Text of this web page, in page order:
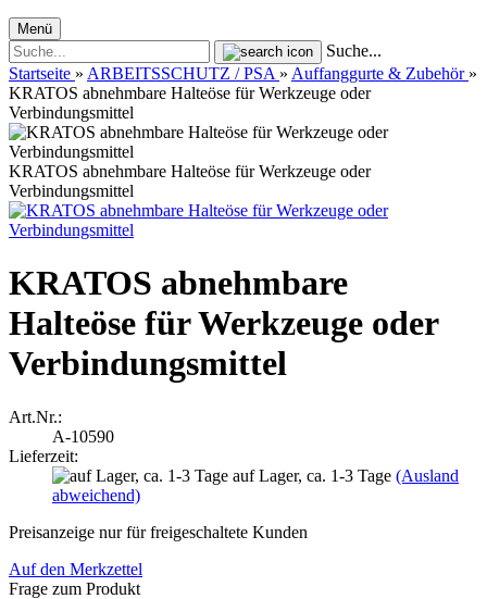
Menü
Suche...
Startseite » ARBEITSSCHUTZ / PSA » Auffanggurte & Zubehör »
KRATOS abnehmbare Halteöse für Werkzeuge oder
Verbindungsmittel
KRATOS abnehmbare Halteöse für Werkzeuge oder
Verbindungsmittel
KRATOS abnehmbare
Halteöse für Werkzeuge oder
Verbindungsmittel
Art.Nr.:
A-10590
Lieferzeit:
auf Lager, ca. 1-3 Tage (Ausland
abweichend)
Preisanzeige nur für freigeschaltete Kunden
Auf den Merkzettel
Frage zum Produkt